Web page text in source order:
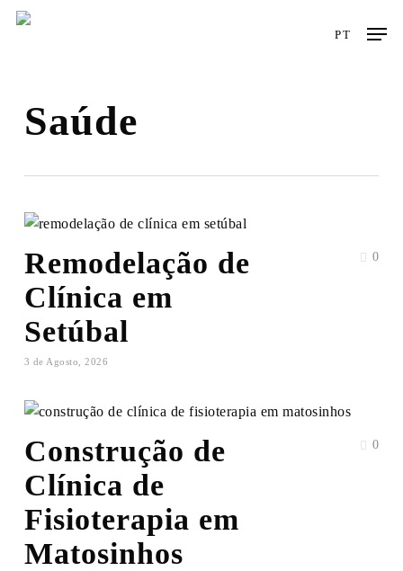
Skip
PT
Saúde
Remodelação de
Clínica em
Setúbal
3 de Agosto, 2026
0
Construção de
Clínica de
Fisioterapia em
Matosinhos
0